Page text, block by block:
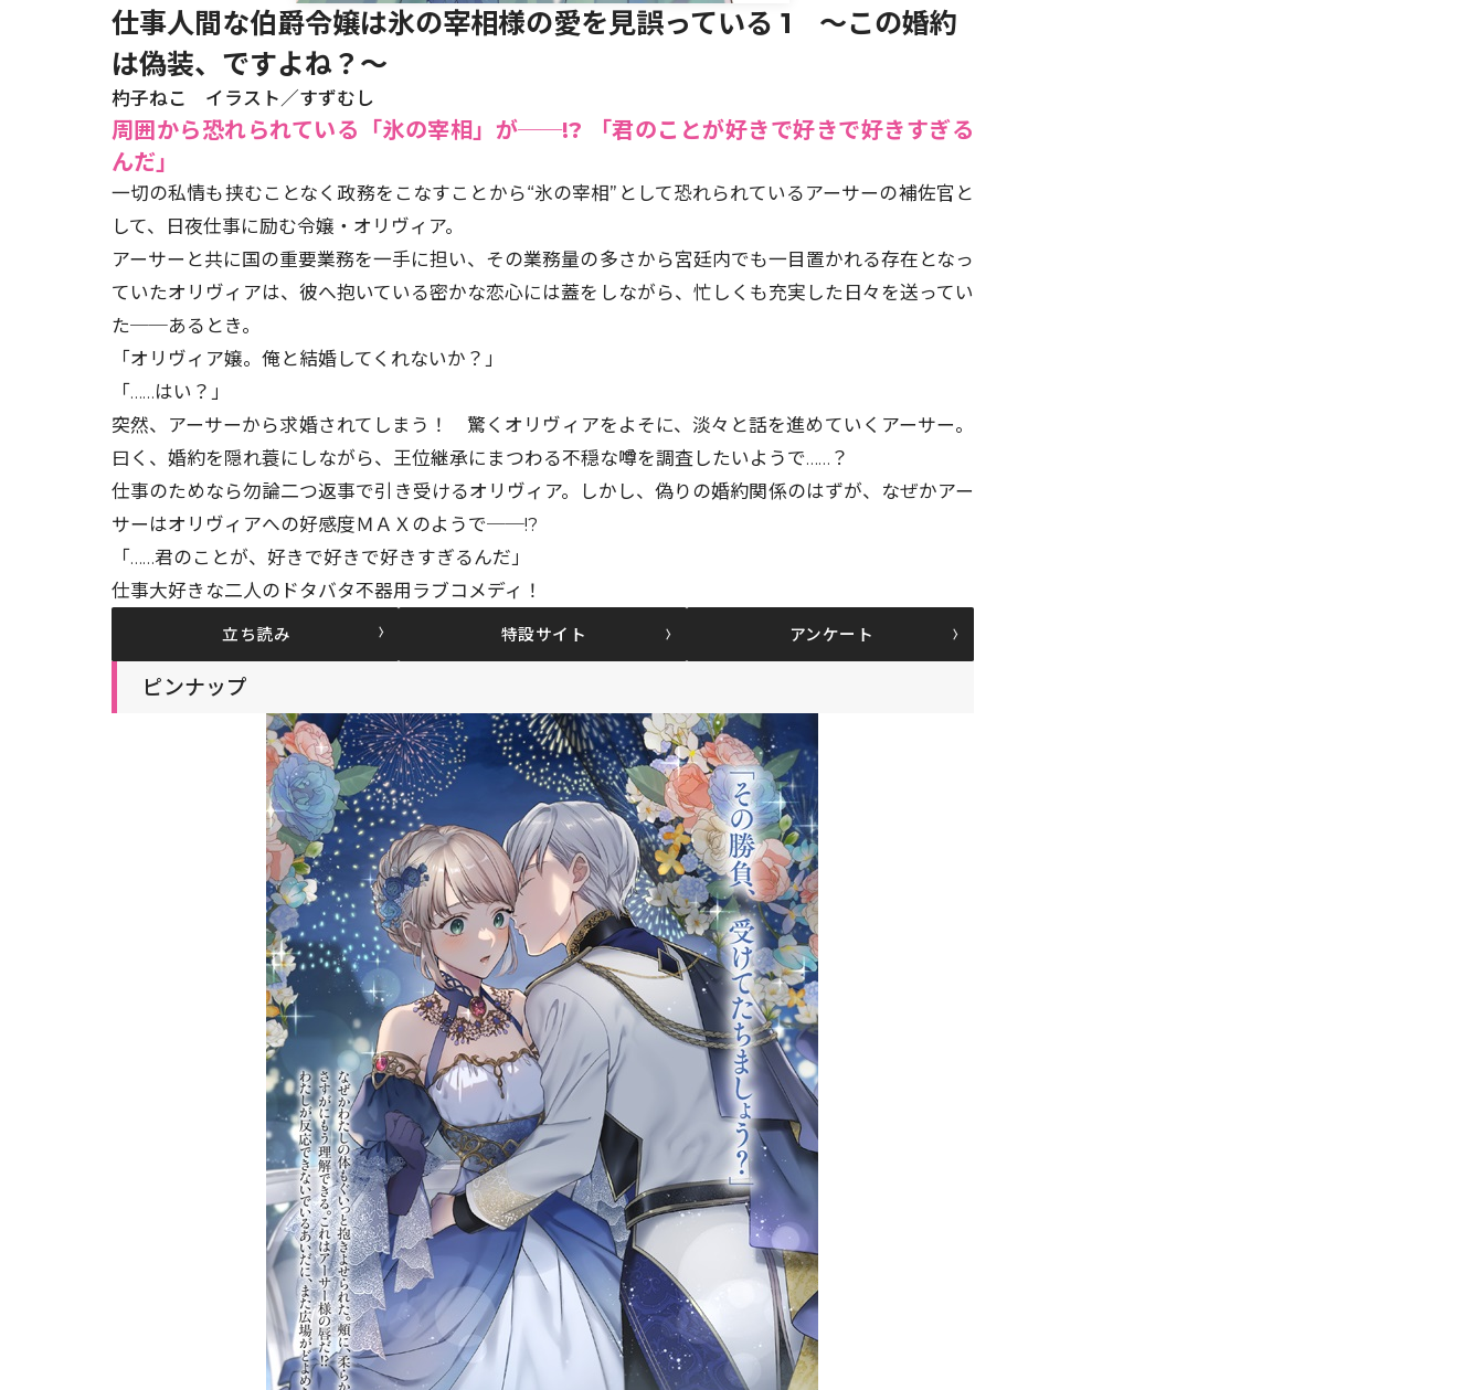
仕事人間な伯爵令嬢は氷の宰相様の愛を見誤っている 1 ～この婚約
は偽装、ですよね？～
杓子ねこ イラスト／すずむし
周囲から恐れられている「氷の宰相」が──!? 「君のことが好きで好きで好きすぎる
んだ」
一切の私情も挟むことなく政務をこなすことから“氷の宰相”として恐れられているアーサーの補佐官と
して、日夜仕事に励む令嬢・オリヴィア。
アーサーと共に国の重要業務を一手に担い、その業務量の多さから宮廷内でも一目置かれる存在となっ
ていたオリヴィアは、彼へ抱いている密かな恋心には蓋をしながら、忙しくも充実した日々を送ってい
た──あるとき。
「オリヴィア嬢。俺と結婚してくれないか？」
「……はい？」
突然、アーサーから求婚されてしまう！ 驚くオリヴィアをよそに、淡々と話を進めていくアーサー。
曰く、婚約を隠れ蓑にしながら、王位継承にまつわる不穏な噂を調査したいようで……？
仕事のためなら勿論二つ返事で引き受けるオリヴィア。しかし、偽りの婚約関係のはずが、なぜかアー
サーはオリヴィアへの好感度ＭＡＸのようで──!?
「……君のことが、好きで好きで好きすぎるんだ」
仕事大好きな二人のドタバタ不器用ラブコメディ！
立ち読み 特設サイト アンケート
ピンナップ